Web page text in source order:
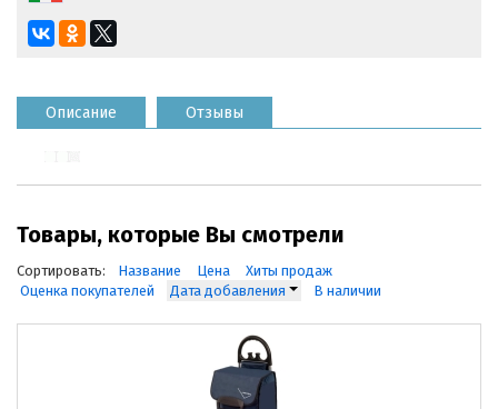
Описание Отзывы
Товары, которые Вы смотрели
Сортировать: Название Цена
Хиты продаж
Оценка покупателей
Дата добавления В наличии